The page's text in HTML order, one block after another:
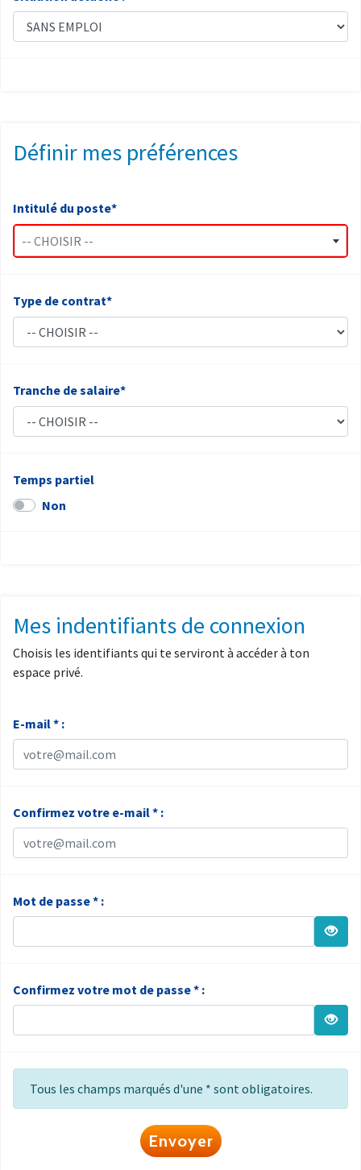
Définir mes préférences
Intitulé du poste*
-- CHOISIR --
Type de contrat*
Tranche de salaire*
Temps partiel
Non
Mes indentifiants de connexion
Choisis les identifiants qui te serviront à accéder à ton
espace privé.
E-mail * :
Confirmez votre e-mail * :
Mot de passe * :
Confirmez votre mot de passe * :
Tous les champs marqués d'une * sont obligatoires.
Envoyer